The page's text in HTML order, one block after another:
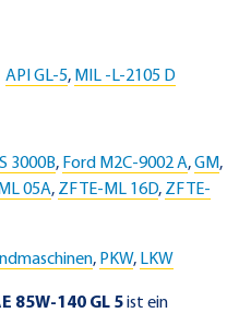
API GL-5, MIL -L-2105 D
3000B, Ford M2C-9002 A,GM,
05A, ZF TE-ML 16D, ZF TE-
, PKW, LKW
85W-140 GL 5ist ein